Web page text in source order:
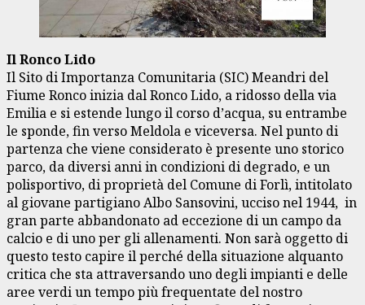
Il Ronco Lido
Il Sito di Importanza Comunitaria (SIC) Meandri del
Fiume Ronco inizia dal Ronco Lido, a ridosso della via
Emilia e si estende lungo il corso d’acqua, su entrambe
le sponde, fin verso Meldola e viceversa. Nel punto di
partenza che viene considerato è presente uno storico
parco, da diversi anni in condizioni di degrado, e un
polisportivo, di proprietà del Comune di Forlì, intitolato
al giovane partigiano Albo Sansovini, ucciso nel 1944, in
gran parte abbandonato ad eccezione di un campo da
calcio e di uno per gli allenamenti. Non sarà oggetto di
questo testo capire il perché della situazione alquanto
critica che sta attraversando uno degli impianti e delle
aree verdi un tempo più frequentate del nostro